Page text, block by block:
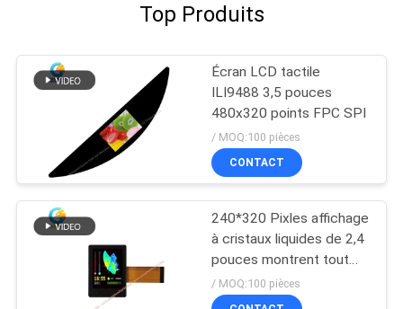
Top Produits
Écran LCD tactile
ILI9488 3,5 pouces
480x320 points FPC SPI
/ MOQ:100 pièces
CONTACT
240*320 Pixles affichage
à cristaux liquides de 2,4
pouces montrent tout
l'angle de visualisation
avec I2C TP
/ MOQ:100 pièces